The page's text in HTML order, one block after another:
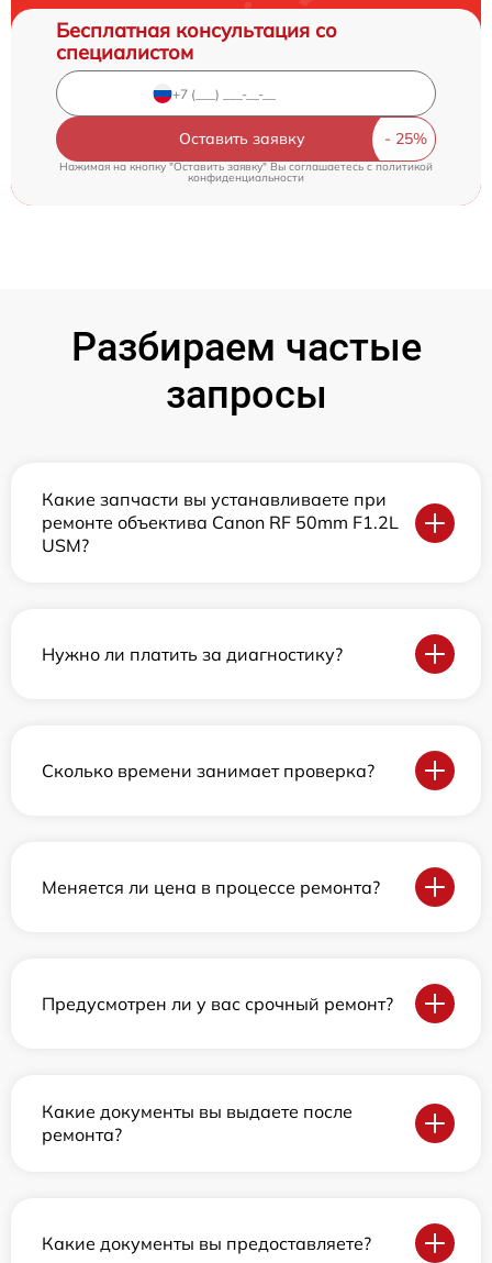
Бесплатная консультация со
специалистом
Оставить заявку
Нажимая на кнопку "Оставить заявку" Вы соглашаетесь cполитикой
конфиденциальности
Разбираем частые
запросы
Какие запчасти вы устанавливаете при
ремонте объектива Canon RF 50mm F1.2L
USM?
Нужно ли платить за диагностику?
Сколько времени занимает проверка?
Меняется ли цена в процессе ремонта?
Предусмотрен ли у вас срочный ремонт?
Какие документы вы выдаете после
ремонта?
Какие документы вы предоставляете?